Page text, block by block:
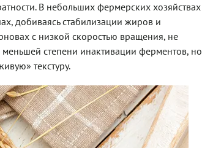
В небольших фермерских хозяйствах
добиваясь стабилизации жиров и
с низкой скоростью вращения, не
степени инактивации ферментов, но
текстуру.